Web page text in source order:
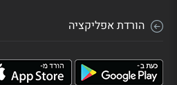
הורדת אפליקציה